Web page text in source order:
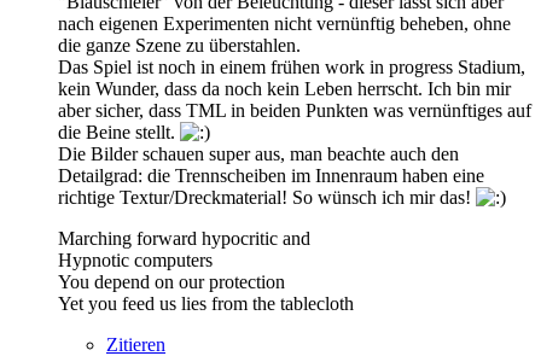
nach eigenen Experimenten nicht vernünftig beheben, ohne
die ganze Szene zu überstahlen.
Das Spiel ist noch in einem frühen work in progress Stadium,
kein Wunder, dass da noch kein Leben herrscht. Ich bin mir
aber sicher, dass TML in beiden Punkten was vernünftiges auf
die Beine stellt.
Die Bilder schauen super aus, man beachte auch den
Detailgrad: die Trennscheiben im Innenraum haben eine
richtige Textur/Dreckmaterial! So wünsch ich mir das!
Marching forward hypocritic and
Hypnotic computers
You depend on our protection
Yet you feed us lies from the tablecloth
Zitieren